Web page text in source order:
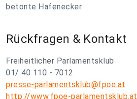
betonte Hafenecker.
Rückfragen & Kontakt
Freiheitlicher Parlamentsklub
01/ 40 110 - 7012
presse-parlamentsklub@fpoe.at
http://www.fpoe-parlamentsklub.at